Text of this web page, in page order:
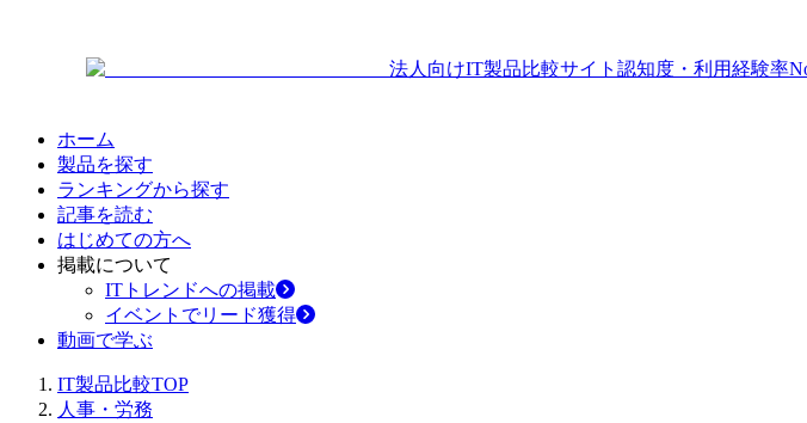
法人向けIT製品比較サイト 認知度・利用経験率
ホーム
製品を探す
ランキングから探す
記事を読む
はじめての方へ
掲載について
ITトレンドへの掲載
イベントでリード獲得
動画で学ぶ
IT製品比較TOP
人事・労務